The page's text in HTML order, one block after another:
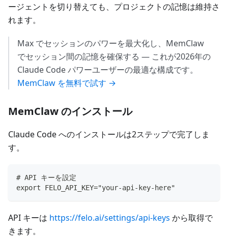
ージェントを切り替えても、プロジェクトの記憶は維持さ
れます。
Max でセッションのパワーを最大化し、MemClaw
でセッション間の記憶を確保する — これが2026年の
Claude Code パワーユーザーの最適な構成です。
MemClaw を無料で試す →
MemClaw のインストール
Claude Code へのインストールは2ステップで完了しま
す。
# API キーを設定
export FELO_API_KEY="your-api-key-here"
API キーは https://felo.ai/settings/api-keys から取得で
きます。